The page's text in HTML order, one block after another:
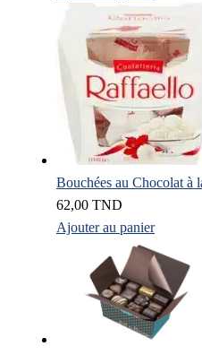
Bouchées au Chocolat à
62,00 TND
Ajouter au panier